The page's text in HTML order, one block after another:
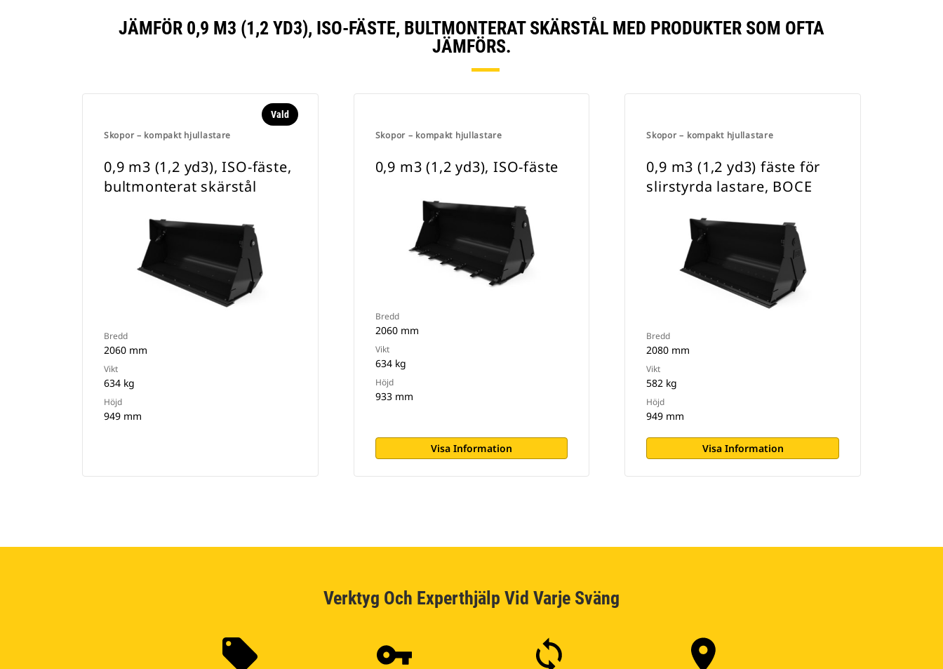
JÄMFÖR 0,9 M3 (1,2 YD3), ISO-FÄSTE, BULTMONTERAT SKÄRSTÅL MED PRODUKTER SOM OFTA
JÄMFÖRS.
Skopor – kompakt hjullastare
Vald
0,9 m3 (1,2 yd3), ISO-fäste,
bultmonterat skärstål
Bredd
2060 mm
Vikt
634 kg
Höjd
949 mm
Skopor – kompakt hjullastare
0,9 m3 (1,2 yd3), ISO-fäste
Bredd
2060 mm
Vikt
634 kg
Höjd
933 mm
Visa Information
Skopor – kompakt hjullastare
0,9 m3 (1,2 yd3) fäste för
slirstyrda lastare, BOCE
Bredd
2080 mm
Vikt
582 kg
Höjd
949 mm
Visa Information
Verktyg Och Experthjälp Vid Varje Sväng